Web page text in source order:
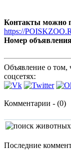
Контакты можно
https://
Номер
Объявление о том,
соцсетях:
Комментарии - (0)
Последние